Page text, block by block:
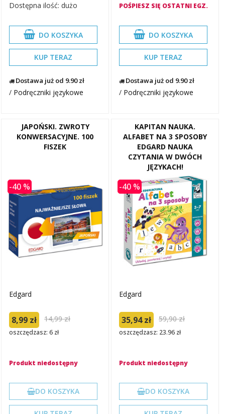
Dostępna ilość: dużo
DO KOSZYKA
KUP TERAZ
Dostawa już od 9.90 zł
/ Podręczniki językowe
POŚPIESZ SIĘ OSTATNI EGZ.
DO KOSZYKA
KUP TERAZ
Dostawa już od 9.90 zł
/ Podręczniki językowe
JAPOŃSKI. ZWROTY
KONWERSACYJNE. 100
FISZEK
-40 %
Edgard
8,99 zł 14,99 zł
oszczędzasz: 6 zł
Produkt niedostępny
DO KOSZYKA
KAPITAN NAUKA.
ALFABET NA 3 SPOSOBY
EDGARD NAUKA
CZYTANIA W DWÓCH
JĘZYKACH!
-40 %
Edgard
35,94 zł 59,90 zł
oszczędzasz: 23.96 zł
Produkt niedostępny
DO KOSZYKA